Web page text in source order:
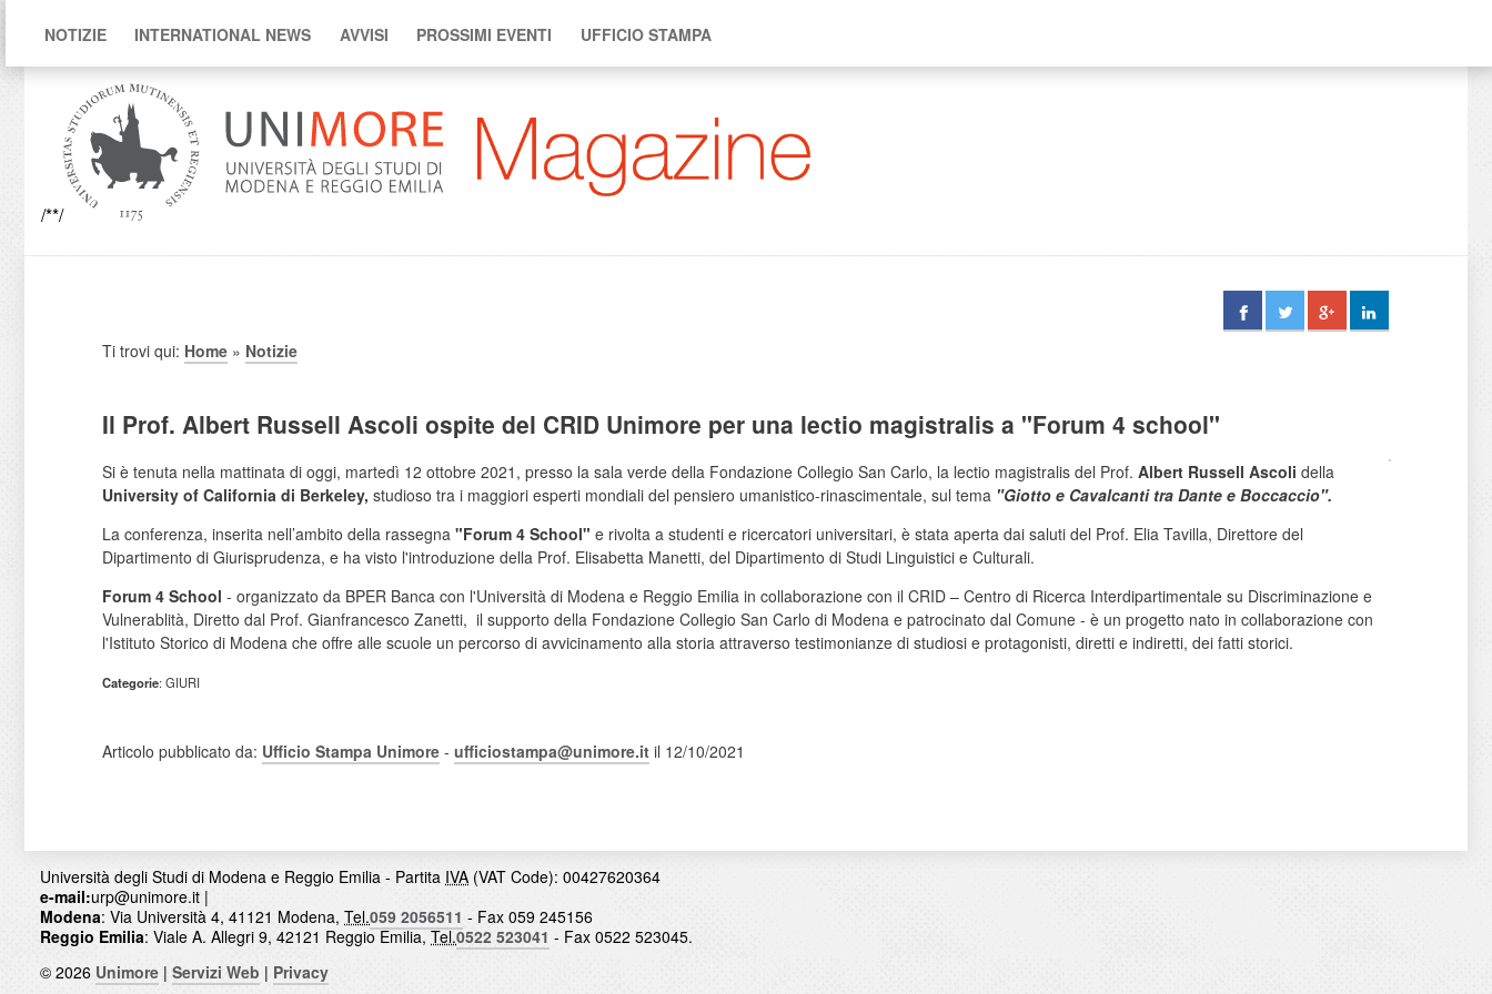
NOTIZIE INTERNATIONAL NEWS AVVISI PROSSIMI EVENTI UFFICIO STAMPA
/**/
Ti trovi qui: Home » Notizie
Il Prof. Albert Russell Ascoli ospite del CRID Unimore per una lectio magistralis a "Forum 4 school"
Si è tenuta nella mattinata di oggi, martedì 12 ottobre 2021, presso la sala verde della Fondazione Collegio San Carlo, la lectio magistralis del Prof. Albert Russell Ascoli della
University of California di Berkeley, studioso tra i maggiori esperti mondiali del pensiero umanistico-rinascimentale, sul tema "Giotto e Cavalcanti tra Dante e Boccaccio".
La conferenza, inserita nell’ambito della rassegna "Forum 4 School" e rivolta a studenti e ricercatori universitari, è stata aperta dai saluti del Prof. Elia Tavilla, Direttore del
Dipartimento di Giurisprudenza, e ha visto l'introduzione della Prof. Elisabetta Manetti, del Dipartimento di Studi Linguistici e Culturali.
Forum 4 School - organizzato da BPER Banca con l'Università di Modena e Reggio Emilia in collaborazione con il CRID – Centro di Ricerca Interdipartimentale su Discriminazione e
Vulnerablità, Diretto dal Prof. Gianfrancesco Zanetti, il supporto della Fondazione Collegio San Carlo di Modena e patrocinato dal Comune - è un progetto nato in collaborazione con
l'Istituto Storico di Modena che offre alle scuole un percorso di avvicinamento alla storia attraverso testimonianze di studiosi e protagonisti, diretti e indiretti, dei fatti storici.
Categorie: GIURI
Articolo pubblicato da: Ufficio Stampa Unimore - ufficiostampa@unimore.it il 12/10/2021
Università degli Studi di Modena e Reggio Emilia - Partita IVA (VAT Code): 00427620364
e-mail:urp@unimore.it |
Modena: Via Università 4, 41121 Modena, Tel.059 2056511 - Fax 059 245156
Reggio Emilia: Viale A. Allegri 9, 42121 Reggio Emilia,Tel.0522 523041 - Fax 0522 523045.
© 2026 Unimore | Servizi Web | Privacy